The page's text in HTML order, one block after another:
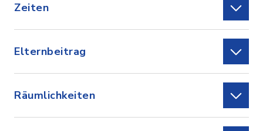
Zeiten
Elternbeitrag
Räumlichkeiten